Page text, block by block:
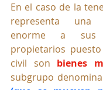
En el caso de la
representa una
enorme a sus
propietarios
civil son bienes
subgrupo